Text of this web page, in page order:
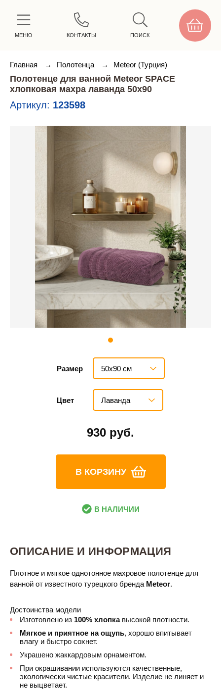
МЕНЮ КОНТАКТЫ ПОИСК
Главная → Полотенца → Meteor (Турция)
Полотенце для ванной Meteor SPACE
хлопковая махра лаванда 50х90
Артикул: 123598
Размер 50х90 см
Цвет Лаванда
930 руб.
В КОРЗИНУ
В НАЛИЧИИ
ОПИСАНИЕ И ИНФОРМАЦИЯ
Плотное и мягкое однотонное махровое полотенце для
ванной от известного турецкого бренда Meteor.
Достоинства модели
Изготовлено из 100% хлопкавысокой плотности.
Мягкое и приятное на ощупь, хорошо впитывает
влагу и быстро сохнет.
Украшено жаккардовым орнаментом.
При окрашивании используются качественные,
экологически чистые красители. Изделие не линяет и
не выцветает.